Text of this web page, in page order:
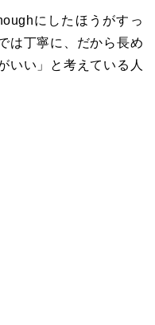
にしたほうがすっ
は丁寧に、だから長め
いい」と考えている人